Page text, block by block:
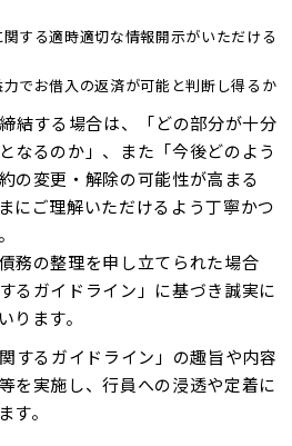
する適時適切な情報開示がいただける
でお借入の返済が可能と判断し得るか
結する場合は、「どの部分が十分
なるのか」、また「今後どのよう
の変更・解除の可能性が高まる
にご理解いただけるよう丁寧かつ
務の整理を申し立てられた場合
るガイドライン」に基づき誠実に
ります。
するガイドライン」の趣旨や内容
を実施し、行員への浸透や定着に
す。